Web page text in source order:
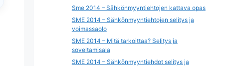
Sme 2014 – Sähkönmyyntiehtojen kattava opas
SME 2014 – Sähkönmyyntiehtojen selitys ja
voimassaolo
SME 2014 – Mitä tarkoittaa? Selitys ja
soveltamisala
SME 2014 – Sähkönmyyntiehdot selitys ja